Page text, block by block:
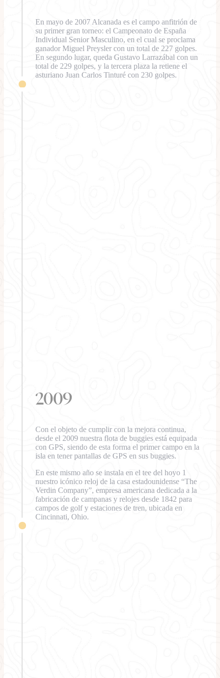
En mayo de 2007 Alcanada es el campo anfitrión de
su primer gran torneo: el Campeonato de España
Individual Senior Masculino, en el cual se proclama
ganador Miguel Preysler con un total de 227 golpes.
En segundo lugar, queda Gustavo Larrazábal con un
total de 229 golpes, y la tercera plaza la retiene el
asturiano Juan Carlos Tinturé con 230 golpes.
2009
Con el objeto de cumplir con la mejora continua,
desde el 2009 nuestra flota de buggies está equipada
con GPS, siendo de esta forma el primer campo en la
isla en tener pantallas de GPS en sus buggies.
En este mismo año se instala en el tee del hoyo 1
nuestro icónico reloj de la casa estadounidense “The
Verdin Company”, empresa americana dedicada a la
fabricación de campanas y relojes desde 1842 para
campos de golf y estaciones de tren, ubicada en
Cincinnati, Ohio.